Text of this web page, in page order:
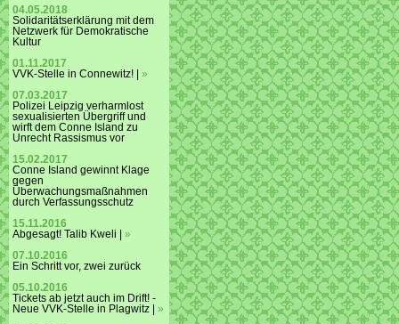
04.05.2018
Solidaritätserklärung mit dem
Netzwerk für Demokratische
Kultur
01.11.2017
VVK-Stelle in Connewitz! | »
07.03.2017
Polizei Leipzig verharmlost
sexualisierten Übergriff und
wirft dem Conne Island zu
Unrecht Rassismus vor
15.02.2017
Conne Island gewinnt Klage
gegen
Überwachungsmaßnahmen
durch Verfassungsschutz
15.11.2016
Abgesagt! Talib Kweli | »
07.10.2016
Ein Schritt vor, zwei zurück
05.10.2016
Tickets ab jetzt auch im Drift! -
Neue VVK-Stelle in Plagwitz | »